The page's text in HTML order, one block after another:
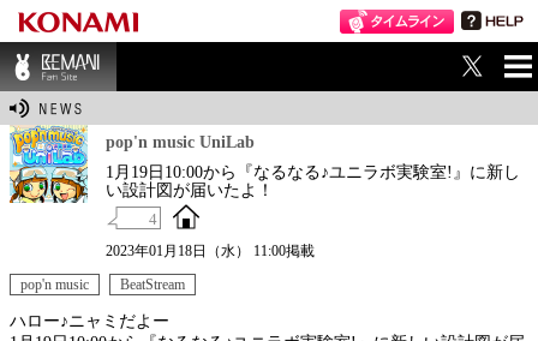
BEMANI Fan Sit
pop'n music UniLab
1月19日10:00から『なるなる♪ユニラボ実験室!』に新し
い設計図が届いたよ！
4
2023年01月18日（水） 11:00掲載
pop'n music
BeatStream
ハロー♪ニャミだよー